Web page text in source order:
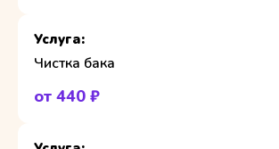
Чистка бака
от 440 ₽